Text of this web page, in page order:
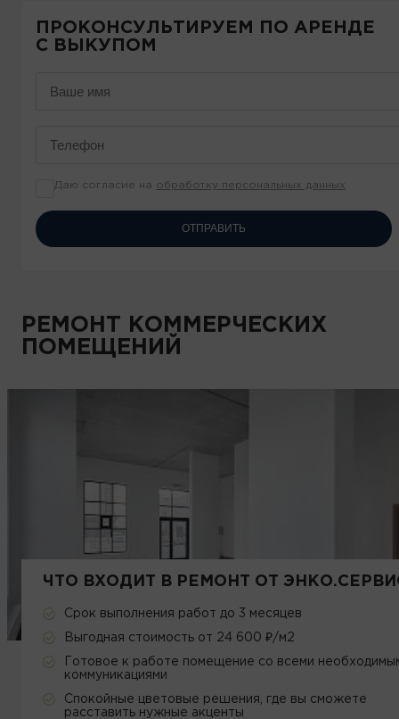
ПРОКОНСУЛЬТИРУЕМ ПО АРЕНДЕ
С ВЫКУПОМ
Даю согласие на обработку персональных данных
ОТПРАВИТЬ
РЕМОНТ КОММЕРЧЕСКИХ
ПОМЕЩЕНИЙ
ЧТО ВХОДИТ В РЕМОНТ ОТ
Срок выполнения работ до 3 месяцев
Выгодная стоимость от 24 600 ₽/м2
Готовое к работе помещение со всеми
коммуникациями
Спокойные цветовые решения, где вы сможете
расставить нужные акценты